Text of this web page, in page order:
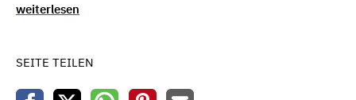
weiterlesen
SEITE TEILEN